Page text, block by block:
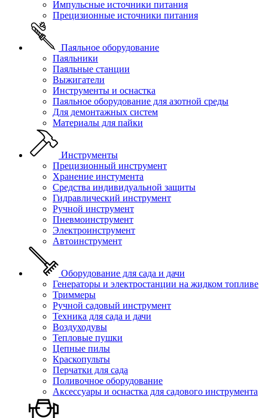
Импульсные источники питания
Прецизионные источники питания
Паяльное оборудование
Паяльники
Паяльные станции
Выжигатели
Инструменты и оснастка
Паяльное оборудование для азотной среды
Для демонтажных систем
Материалы для пайки
Инструменты
Прецизионный инструмент
Хранение инстумента
Средства индивидуальной защиты
Гидравлический инструмент
Ручной инструмент
Пневмоинструмент
Электроинструмент
Автоинструмент
Оборудование для сада и дачи
Генераторы и электростанции на жидком топливе
Триммеры
Ручной садовый инструмент
Техника для сада и дачи
Воздуходувы
Тепловые пушки
Цепные пилы
Краскопульты
Перчатки для сада
Поливочное оборудование
Аксессуары и оснастка для садового инструмента